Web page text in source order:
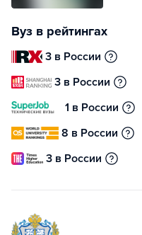
Вуз в рейтингах
3 в России
3 в России
1 в России
8 в России
3 в России